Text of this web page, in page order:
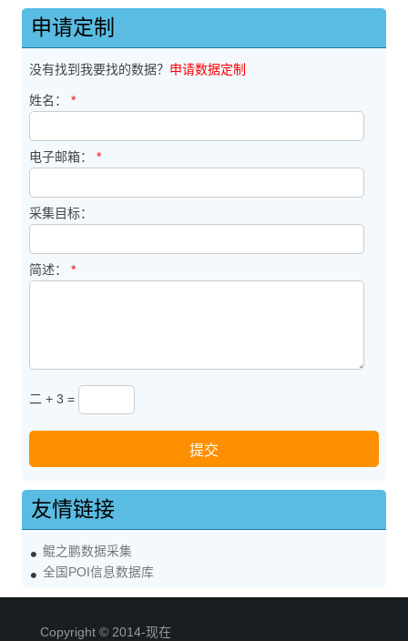
申请定制
没有找到我要找的数据？ 申请数据定制
姓名： *
电子邮箱： *
采集目标：
简述： *
二 + 3 =
友情链接
鲲之鹏数据采集
全国POI信息数据库
Copyright © 2014-现在